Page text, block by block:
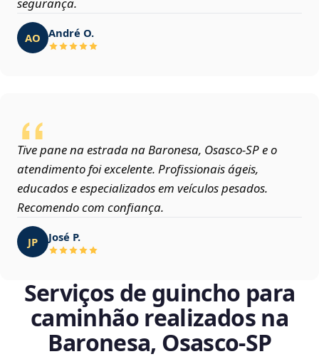
segurança.
AO André O.
Tive pane na estrada na Baronesa, Osasco‑SP e o
atendimento foi excelente. Profissionais ágeis,
educados e especializados em veículos pesados.
Recomendo com confiança.
JP José P.
Serviços de guincho para
caminhão realizados na
Baronesa, Osasco‑SP